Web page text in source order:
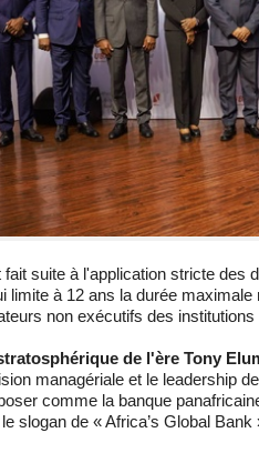
fait suite à l'application stricte des
limite à 12 ans la durée
non exécutifs des institutions
de l'ère Tony
managériale et le leadership
comme la banque
slogan de « Africa’s Global Bank